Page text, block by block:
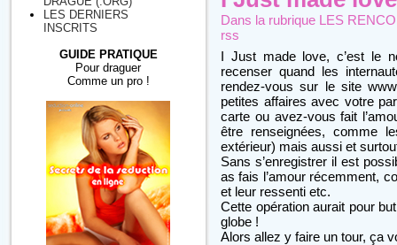
LES DERNIERS
INSCRITS
GUIDE PRATIQUE
Pour draguer
Comme un pro !
Dans la rubrique LES
rss
I Just made love, c’est le
recenser quand les
rendez-vous sur le site
petites affaires avec votre
carte ou avez-vous fait
être renseignées, comme
extérieur) mais aussi et
Sans s’enregistrer il est
as fais l’amour récemment,
et leur ressenti etc.
Cette opération aurait pour
globe !
Alors allez y faire un tour, ça